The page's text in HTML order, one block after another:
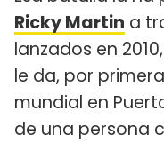
Ricky Martin a
lanzados en
le da, por
mundial en
de una persona